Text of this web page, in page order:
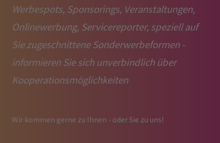
Werbespots, Sponsorings, Veranstaltungen,
Onlinewerbung, Servicereporter, speziell auf
Sie zugeschnittene Sonderwerbeformen -
informieren Sie sich unverbindlich über
Kooperationsmöglichkeiten
Wir kommen gerne zu Ihnen - oder Sie zu uns!